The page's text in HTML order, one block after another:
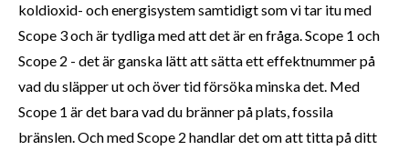
koldioxid- och energisystem samtidigt som vi tar itu med
Scope 3 och är tydliga med att det är en fråga. Scope 1 och
Scope 2 - det är ganska lätt att sätta ett effektnummer på
vad du släpper ut och över tid försöka minska det. Med
Scope 1 är det bara vad du bränner på plats, fossila
bränslen. Och med Scope 2 handlar det om att titta på ditt